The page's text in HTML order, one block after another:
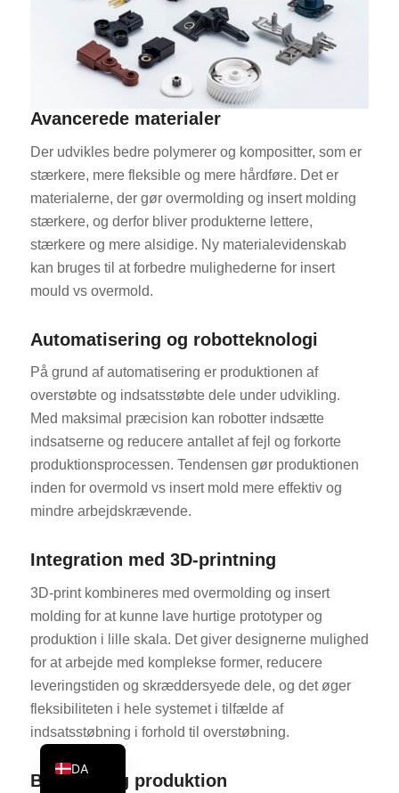
Avancerede materialer
Der udvikles bedre polymerer og kompositter, som er
stærkere, mere fleksible og mere hårdføre. Det er
materialerne, der gør overmolding og insert molding
stærkere, og derfor bliver produkterne lettere,
stærkere og mere alsidige. Ny materialevidenskab
kan bruges til at forbedre mulighederne for insert
mould vs overmold.
Automatisering og robotteknologi
På grund af automatisering er produktionen af
overstøbte og indsatsstøbte dele under udvikling.
Med maksimal præcision kan robotter indsætte
indsatserne og reducere antallet af fejl og forkorte
produktionsprocessen. Tendensen gør produktionen
inden for overmold vs insert mold mere effektiv og
mindre arbejdskrævende.
Integration med 3D-printning
3D-print kombineres med overmolding og insert
molding for at kunne lave hurtige prototyper og
produktion i lille skala. Det giver designerne mulighed
for at arbejde med komplekse former, reducere
leveringstiden og skræddersyede dele, og det øger
fleksibiliteten i hele systemet i tilfælde af
indsatsstøbning i forhold til overstøbning.
Bæredygtig produktion
DA
EN
IT
FR
RU
NL
PL
ES
JA
KO
PT
NB
EL
SV
RO
ES_MX